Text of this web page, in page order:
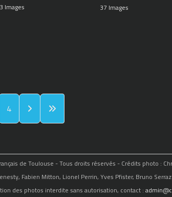
Images 37 Images
4
de Toulouse - Tous droits réservés - Crédits photo :
Fabien Mitton, Lionel Perrin, Yves Pfister, Bruno
des photos interdite sans autorisation, contact :